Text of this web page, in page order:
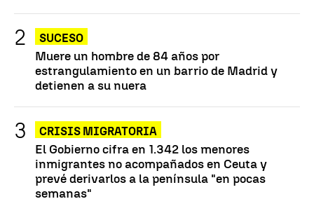
SUCESO
Muere un hombre de 84 años por
estrangulamiento en un barrio de Madrid y
detienen a su nuera
CRISIS MIGRATORIA
El Gobierno cifra en 1.342 los menores
inmigrantes no acompañados en Ceuta y
prevé derivarlos a la península "en pocas
semanas"